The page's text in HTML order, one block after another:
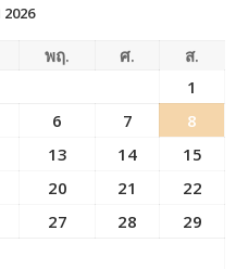
พฤ. ศ.
ส.
1
6 7
8
13 14
15
20 21
22
27 28
29